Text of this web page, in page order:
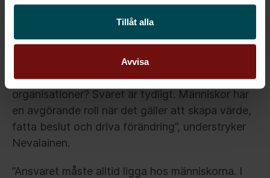
Tillåt alla
Avvisa
”Den verkliga frågan är hur människor och
digitala medarbetare ska fungera tillsammans.
Vilken blir människans roll och människans
ansvar? Varför behöver vi människor i våra
organisationer? Svaret är tydligt. Människor har
en avgörande roll när det gäller att skapa värde,
fatta beslut och driva förändring”, understryker
Nevalainen.
”Ansvaret måste alltid ligga hos människorna. I